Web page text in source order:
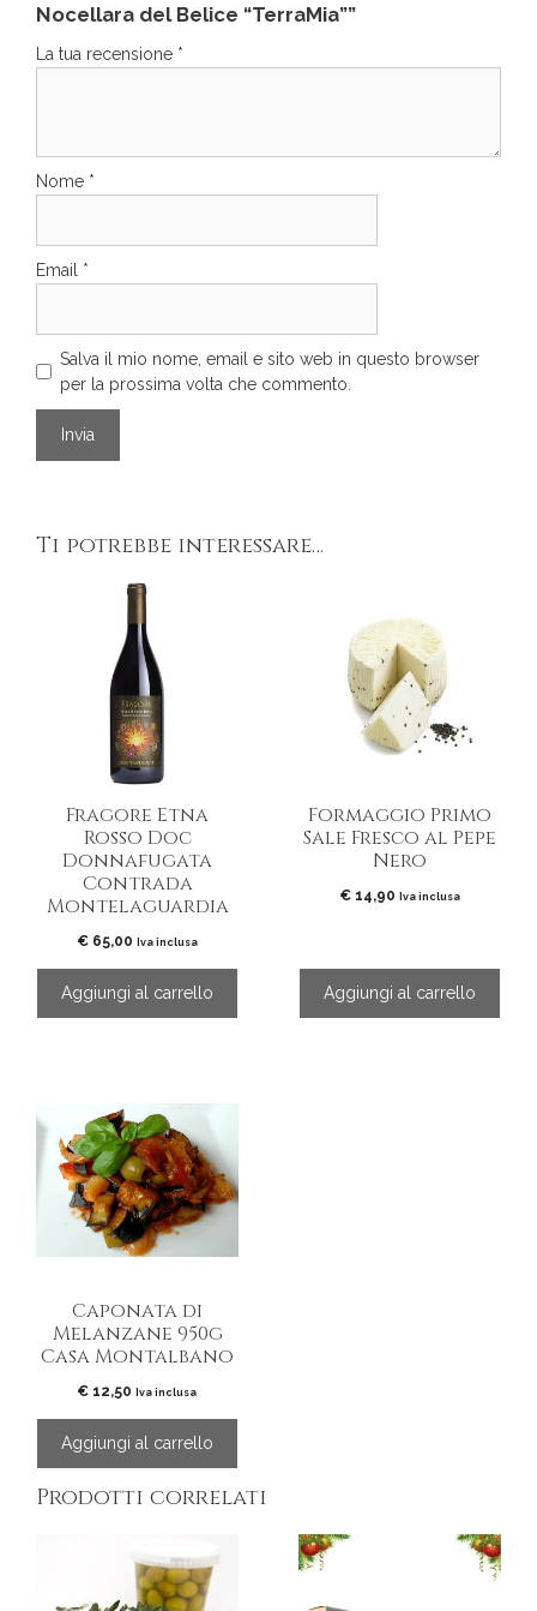
Nocellara del Belice “TerraMia””
La tua recensione *
Nome *
Email *
Salva il mio nome, email e sito web in questo browser
per la prossima volta che commento.
Ti potrebbe interessare…
Fragore Etna
Rosso Doc
Donnafugata
Contrada
Montelaguardia
€65,00 Iva inclusa
Aggiungi al carrello
Formaggio Primo
Sale Fresco al Pepe
Nero
€14,90 Iva inclusa
Aggiungi al carrello
Caponata di
Melanzane 950g
Casa Montalbano
€ 12,50 Iva inclusa
Aggiungi al carrello
Prodotti correlati